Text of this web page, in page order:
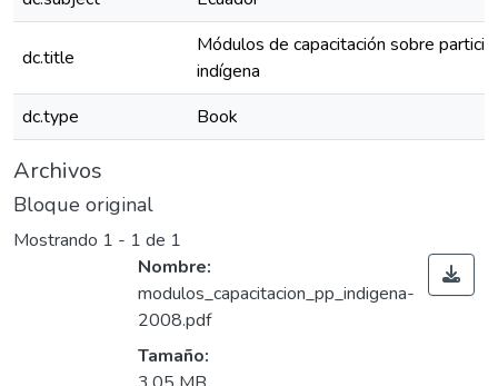
dc.title
Módulos de capacitación sobre
indígena
dc.type
Book
Archivos
Bloque original
Mostrando 1 - 1 de 1
Nombre:
modulos_capacitacion_pp_indigena-
2008.pdf
Tamaño: